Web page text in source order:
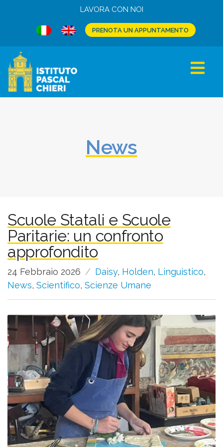
LAVORA CON NOI
PRENOTA UN APPUNTAMENTO
News
Scuole Statali e Scuole
Paritarie: un confronto
approfondito
24 Febbraio 2026 Daisy, Holden, Linguistico,
News, Scientifico, Scienze Umane